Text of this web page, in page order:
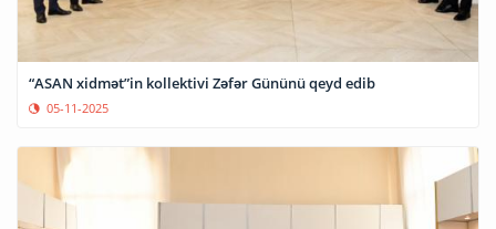
“ASAN xidmət”in kollektivi Zəfər Gününü qeyd edib
05-11-2025